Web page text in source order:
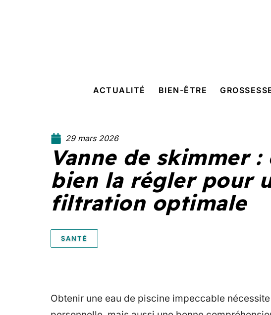
ACTUALITÉ BIEN-ÊTRE
29 mars 2026
Vanne de skimmer
bien la régler pour
filtration optimale
SANTÉ
Obtenir une eau de piscine impeccable